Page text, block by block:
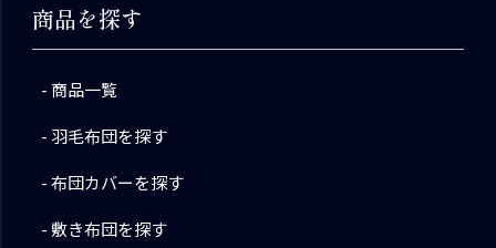
商品を探す
商品一覧
羽毛布団を探す
布団カバーを探す
敷き布団を探す